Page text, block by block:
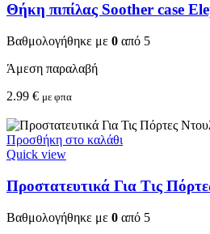
Θήκη πιπίλας Soother case
Βαθμολογήθηκε με 0 από 5
Άμεση παραλαβή
2.99 € με φπα
Προσθήκη στο καλάθι
Quick view
Προστατευτικά Για Τις
Βαθμολογήθηκε με 0 από 5